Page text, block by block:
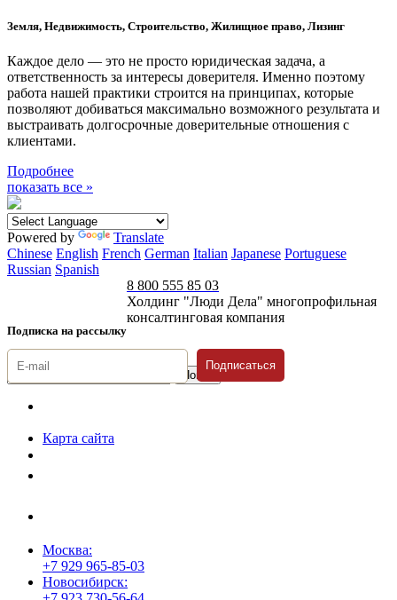
Земля, Недвижимость, Строительство, Жилищное право, Лизинг
Каждое дело — это не просто юридическая задача, а
ответственность за интересы доверителя. Именно поэтому
работа нашей практики строится на принципах, которые
позволяют добиваться максимально возможного результата и
выстраивать долгосрочные доверительные отношения с
клиентами.
Подробнее
показать все »
Powered by
Translate
Chinese English French German Italian Japanese Portuguese
Russian Spanish
Подписка на рассылку
8 800 555 85 03
Холдинг "Люди Дела" многопрофильная
консалтинговая компания
Подписаться
Карта сайта
Москва:
+7 929 965-85-03
Новосибирск: